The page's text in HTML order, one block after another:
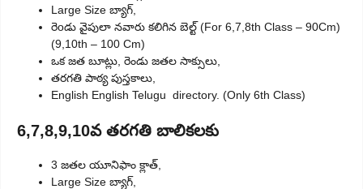
Large Size బ్యాగ్,
రెoడు వైపులా నవారు కలిగిన బెల్ట్ (For 6,7,8th Class – 90Cm)
(9,10th – 100 Cm)
ఒక జత బూట్లు, రెండు జతల సాక్సులు,
తరగతి పాఠ్య పుస్తకాలు,
English English Telugu directory. (Only 6th Class)
6,7,8,9,10వ తరగతి బాలికలకు
3 జతల యూనిఫాం క్లాత్,
Large Size బ్యాగ్,